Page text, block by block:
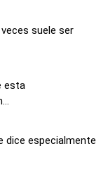
suele ser
esta
dice especialmente